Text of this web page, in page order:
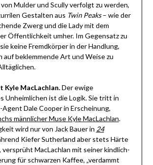
Mulder und Scully verfolgt zu werden,
Gestalten aus Twin Peaks– wie der
Zwerg und die Lady mit dem
Öffentlichkeit umher. Im Gegensatz zu
keine Fremdkörper in der Handlung,
auf beklemmende Art und Weise zu
Kyle MacLachlan.Der ewige
Unheimlichen ist die Logik. Sie tritt in
Dale Cooper in Erscheinung,
männlicher Muse Kyle MacLachlan.
wird nur von Jack Bauer in 24
Kiefer Sutherland aber stets Härte
versprüht MacLachlan mit seiner kindlich-
für schwarzen Kaffee, „verdammt